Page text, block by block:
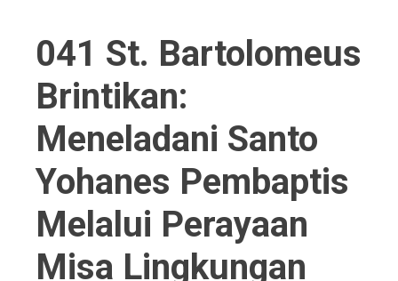
Kalasan
041 St. Bartolomeus
Brintikan:
Meneladani Santo
Yohanes Pembaptis
Melalui Perayaan
Misa Lingkungan